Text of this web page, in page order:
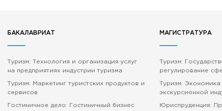
БАКАЛАВРИАТ
Туризм: Технология и организация услуг
на предприятиях индустрии туризма
Туризм: Маркетинг туристских продуктов и
сервисов
Гостиничное дело: Гостиничный бизнес
МАГИСТРАТУРА
Туризм:
регулирование
Туризм: Экономика
экскурсионной
Юриспруденция: